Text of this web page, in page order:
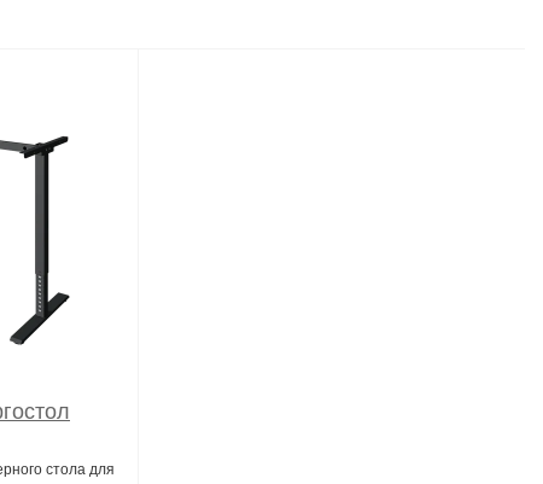
стола для